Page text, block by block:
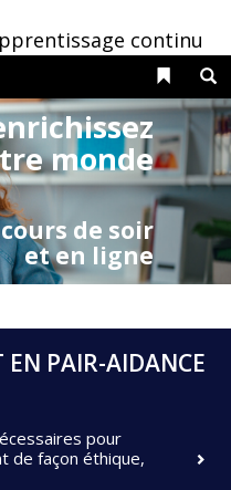
continu
Liens
monde
de soir
et en ligne
EN PAIR-AIDANCE
pour
de façon éthique,